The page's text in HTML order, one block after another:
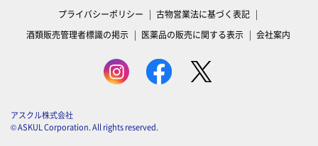
プライバシーポリシー
古物営業法に基づく表記
酒類販売管理者標識の掲示
医薬品の販売に関する表示 会社案内
アスクル株式会社
© ASKUL Corporation. All rights reserved.